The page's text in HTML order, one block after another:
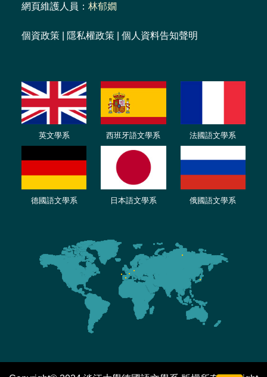
網頁維護人員： 林郁嫺
個資政策 隱私權政策 個人資料告知聲明
英文學系 西班牙語文學系 法國語文學系
德國語文學系 日本語文學系 俄國語文學系